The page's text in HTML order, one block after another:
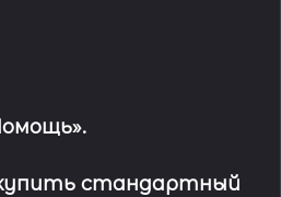
стандартный